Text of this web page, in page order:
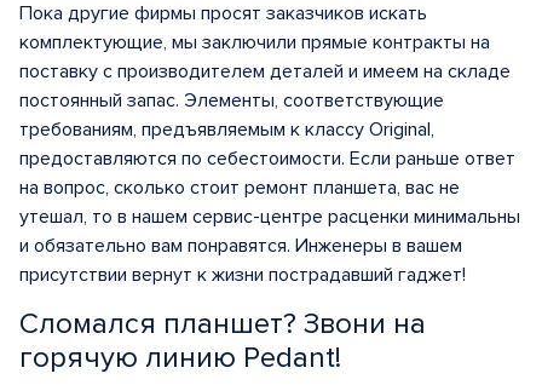
Пока другие фирмы просят заказчиков искать
комплектующие, мы заключили прямые контракты на
поставку с производителем деталей и имеем на складе
постоянный запас. Элементы, соответствующие
требованиям, предъявляемым к классу Original,
предоставляются по себестоимости. Если раньше ответ
на вопрос, сколько стоит ремонт планшета, вас не
утешал, то в нашем сервис-центре расценки минимальны
и обязательно вам понравятся. Инженеры в вашем
присутствии вернут к жизни пострадавший гаджет!
Сломался планшет? Звони на
горячую линию Pedant!